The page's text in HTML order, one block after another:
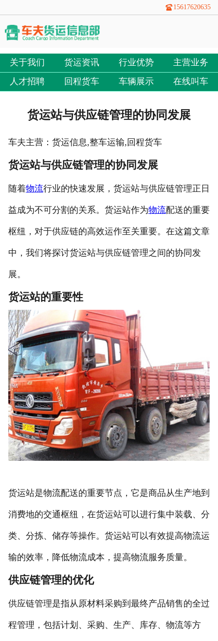
15617620635
关于我们 货运资讯 行业优势
主营业务
人才招聘
回程货车 车辆展示 在线叫车
货运站与供应链管理的协同发展
车夫主营：货运信息,整车运输,回程货车
货运站与供应链管理的协同发展
随着物流行业的快速发展，货运站与供应链管理正日
益成为不可分割的关系。货运站作为物流配送的重要
枢纽，对于供应链的高效运作至关重要。在这篇文章
中，我们将探讨货运站与供应链管理之间的协同发
展。
货运站的重要性
货运站是物流配送的重要节点，它是商品从生产地到
消费地的交通枢纽，在货运站可以进行集中装载、分
类、分拣、储存等操作。货运站可以有效提高物流运
输的效率，降低物流成本，提高物流服务质量。
供应链管理的优化
供应链管理是指从原材料采购到最终产品销售的全过
程管理，包括计划、采购、生产、库存、物流等方